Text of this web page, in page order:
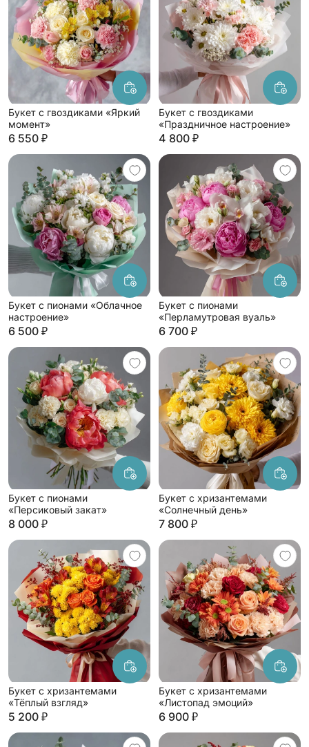
Букет с гвоздиками «Яркий
момент»
6 550 ₽
Букет с гвоздиками
«Праздничное настроение»
4 800 ₽
Букет с пионами «Облачное
настроение»
6 500 ₽
Букет с пионами
«Перламутровая вуаль»
6 700 ₽
Букет с пионами
«Персиковый закат»
8 000 ₽
Букет с хризантемами
«Солнечный день»
7 800 ₽
Букет с хризантемами
«Тёплый взгляд»
5 200 ₽
Букет с хризантемами
«Листопад эмоций»
6 900 ₽